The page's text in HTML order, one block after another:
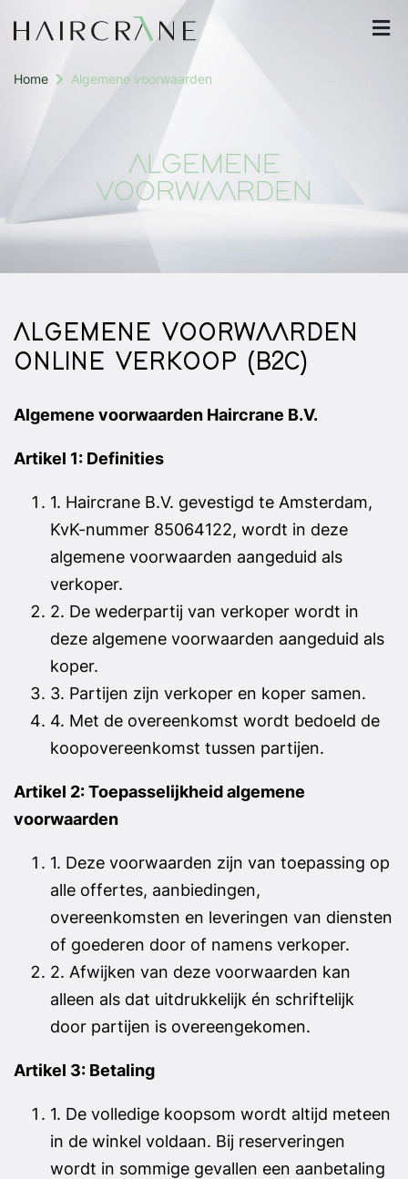
Home Algemene voorwaarden
ALGEMENE
VOORWAARDEN
ALGEMENE VOORWAARDEN
ONLINE VERKOOP (B2C)
Algemene voorwaarden Haircrane B.V.
Artikel 1: Definities
1. Haircrane B.V. gevestigd te Amsterdam,
KvK-nummer 85064122, wordt in deze
algemene voorwaarden aangeduid als
verkoper.
2. De wederpartij van verkoper wordt in
deze algemene voorwaarden aangeduid als
koper.
3. Partijen zijn verkoper en koper samen.
4. Met de overeenkomst wordt bedoeld de
koopovereenkomst tussen partijen.
Artikel 2: Toepasselijkheid algemene
voorwaarden
1. Deze voorwaarden zijn van toepassing op
alle offertes, aanbiedingen,
overeenkomsten en leveringen van diensten
of goederen door of namens verkoper.
2. Afwijken van deze voorwaarden kan
alleen als dat uitdrukkelijk én schriftelijk
door partijen is overeengekomen.
Artikel 3: Betaling
1. De volledige koopsom wordt altijd meteen
in de winkel voldaan. Bij reserveringen
wordt in sommige gevallen een aanbetaling